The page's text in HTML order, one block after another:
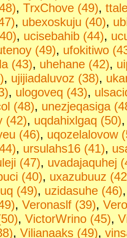
, TrxChove (49),
, ubexoskuju (40),
, ucisebahib (44),
(49), ufokitiwo
(43), uhehane (42),
, ujijiadaluvoz (38),
, ulogoveq (43),
(48), unezjeqasiga
(42), uqdahixlgaq (50)
(46), uqozelalovow
, ursulahs16 (41),
(47), uvadajaquhej
(40), uxazubuuz
(49), uzidasuhe (46)
, Veronaslf (39),
, VictorWrino (45),
, Vilianaaks (49),